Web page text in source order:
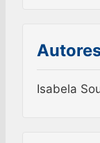
Isabela